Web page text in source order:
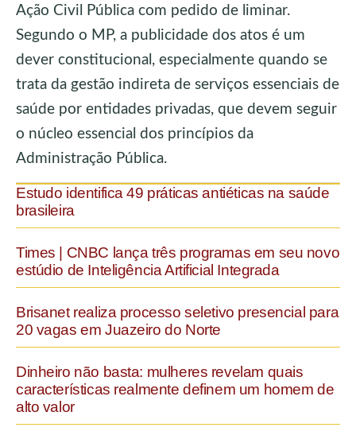
Ação Civil Pública com pedido de liminar.
Segundo o MP, a publicidade dos atos é um
dever constitucional, especialmente quando se
trata da gestão indireta de serviços essenciais de
saúde por entidades privadas, que devem seguir
o núcleo essencial dos princípios da
Administração Pública.
Estudo identifica 49 práticas antiéticas na saúde
brasileira
Times | CNBC lança três programas em seu novo
estúdio de Inteligência Artificial Integrada
Brisanet realiza processo seletivo presencial para
20 vagas em Juazeiro do Norte
Dinheiro não basta: mulheres revelam quais
características realmente definem um homem de
alto valor